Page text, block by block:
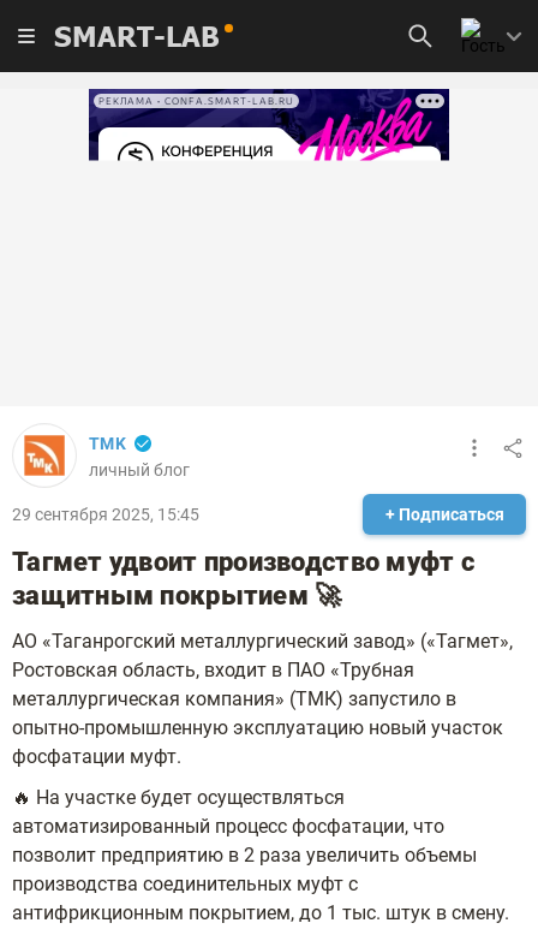
SMART-LAB
РЕКЛАМА • CONFA.SMART-LAB.RU
TMK
личный блог
29 сентября 2025, 15:45 + Подписаться
Тагмет удвоит производство муфт с
защитным покрытием 🚀
АО «Таганрогский металлургический завод» («Тагмет»,
Ростовская область, входит в ПАО «Трубная
металлургическая компания» (ТМК) запустило в
опытно-промышленную эксплуатацию новый участок
фосфатации муфт.
🔥 На участке будет осуществляться
автоматизированный процесс фосфатации, что
позволит предприятию в 2 раза увеличить объемы
производства соединительных муфт с
антифрикционным покрытием, до 1 тыс. штук в смену.